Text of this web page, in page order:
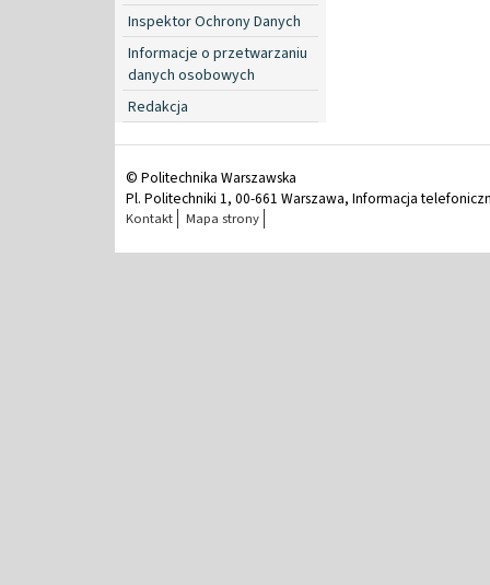
Inspektor Ochrony Danych
Informacje o przetwarzaniu
danych osobowych
Redakcja
© Politechnika Warszawska
Pl. Politechniki 1, 00-661 Warszawa, Informacja
Kontakt Mapa strony